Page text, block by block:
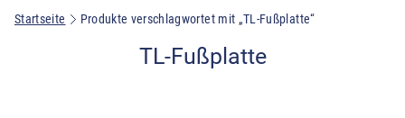
Startseite Produkte verschlagwortet mit „TL-Fußplatte“
TL-Fußplatte